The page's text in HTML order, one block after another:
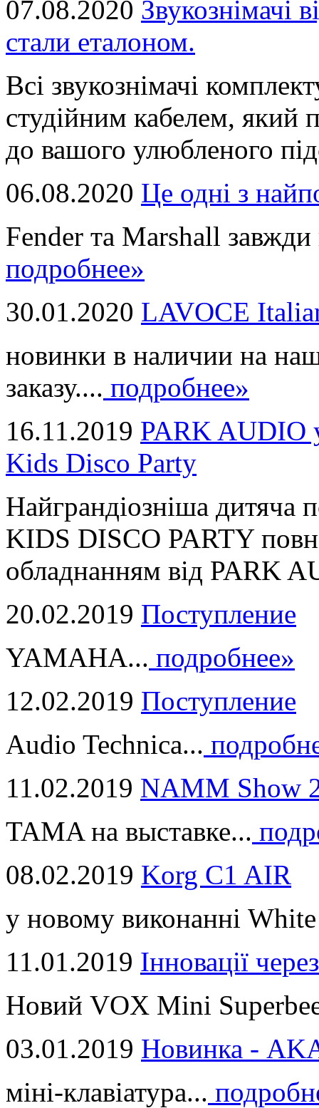
07.08.2020 Звукознімачі
стали еталоном.
Всі звукознімачі
студійним кабелем, який
до вашого улюбленого
06.08.2020 Це однi з
Fender та Marshall завжди
подробнее»
30.01.2020 LAVOCE
новинки в наличии на
заказу.... подробнее»
16.11.2019 PARK AUDIO
Kids Disco Party
Найграндіозніша дитяча
KIDS DISCO PARTY
обладнанням від PARK
20.02.2019 Поступление
YAMAHA... подробнее»
12.02.2019 Поступление
Audio Technica...
11.02.2019 NAMM Show
TAMA на выставке...
08.02.2019 Korg C1 AIR
у новому виконанні
11.01.2019 Інновації
Новий VOX Mini
03.01.2019 Новинка -
міні-клавіатура...